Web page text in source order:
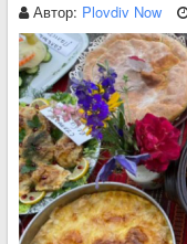
Автор: Plovdiv Now